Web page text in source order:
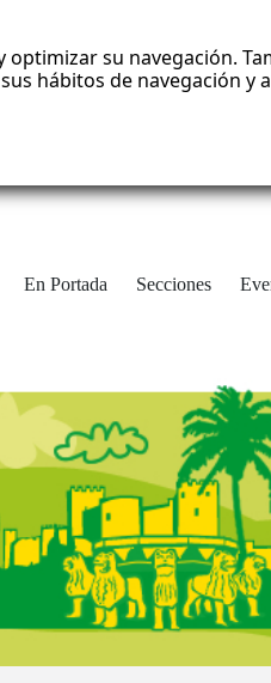
su navegación.
hábitos de navegación
En Portada Secciones